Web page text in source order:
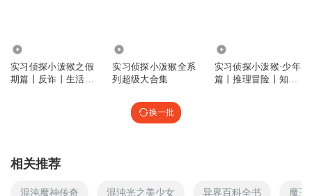
实习侦探小泼猴之假
期篇丨反诈丨生活安
实习侦探小泼猴全系
列超级大合集
实习侦探小泼猴·少年
篇丨推理冒险丨知识
换一批
相关推荐
混沌魔神传奇 混沌光之美少女 异界百科全书 魔王